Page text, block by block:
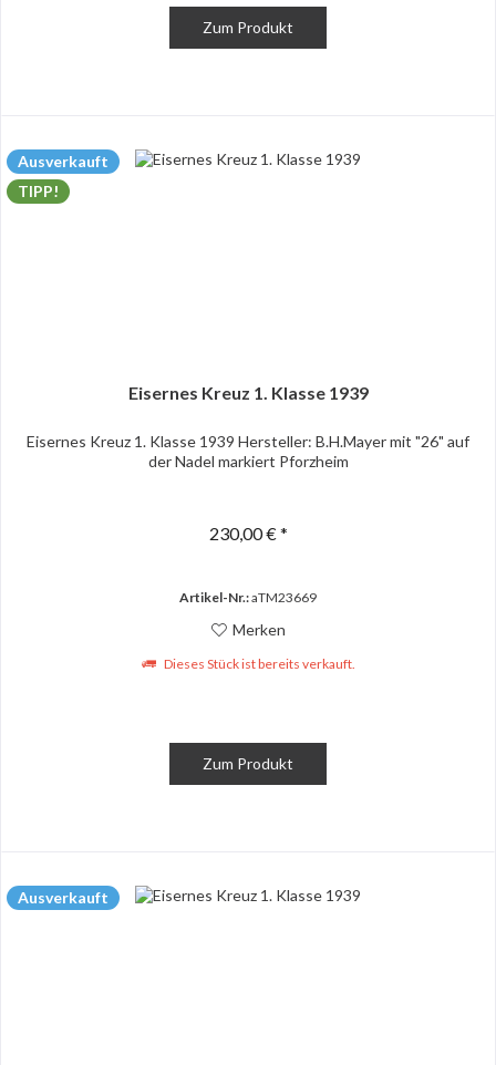
Zum Produkt
Ausverkauft
TIPP!
Eisernes Kreuz 1. Klasse 1939
Eisernes Kreuz 1. Klasse 1939 Hersteller: B.H.Mayer mit "26" auf
der Nadel markiert Pforzheim
230,00 € *
Artikel-Nr.:aTM23669
Merken
Dieses Stück ist bereits verkauft.
Zum Produkt
Ausverkauft